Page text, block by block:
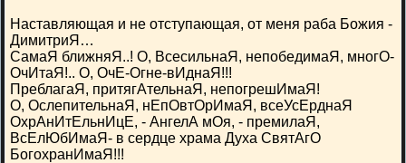
Наставляющая и не отступающая, от меня раба Божия -
ДимитриЯ…
СамаЯ ближняЯ..! О, ВсесильнаЯ, непобедимаЯ, многО-
ОчИтаЯ!.. О, ОчЕ-Огне-вИднаЯ!!!
ПреблагаЯ, притягАтельнаЯ, непогрешИмаЯ!
О, ОслепительнаЯ, нЕпОвтОрИмаЯ, всеУсЕрднаЯ
ОхрАнИтЕльнИцЕ, - АнгелА мОя, - премилаЯ,
ВсЕлЮбИмаЯ- в сердце храма Духа СвятАгО
БогохранИмаЯ!!!